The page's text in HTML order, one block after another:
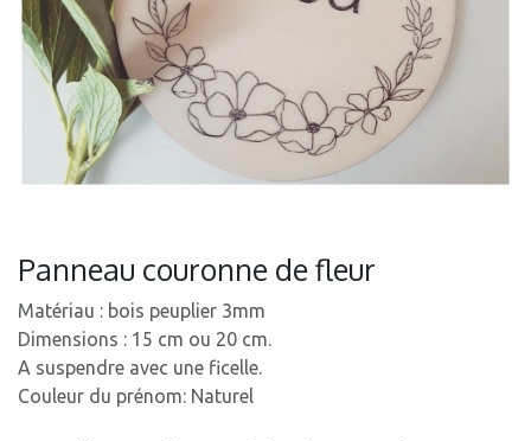
Panneau couronne de fleur
Matériau : bois peuplier 3mm
Dimensions : 15 cm ou 20 cm.
A suspendre avec une ficelle.
Couleur du prénom: Naturel